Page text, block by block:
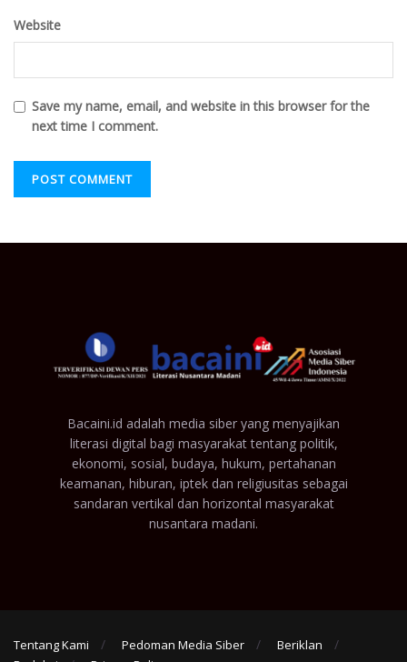
Website
Save my name, email, and website in this browser for the
next time I comment.
Bacaini.id adalah media siber yang menyajikan
literasi digital bagi masyarakat tentang politik,
ekonomi, sosial, budaya, hukum, pertahanan
keamanan, hiburan, iptek dan religiusitas sebagai
sandaran vertikal dan horizontal masyarakat
nusantara madani.
Tentang Kami Pedoman Media Siber
Beriklan